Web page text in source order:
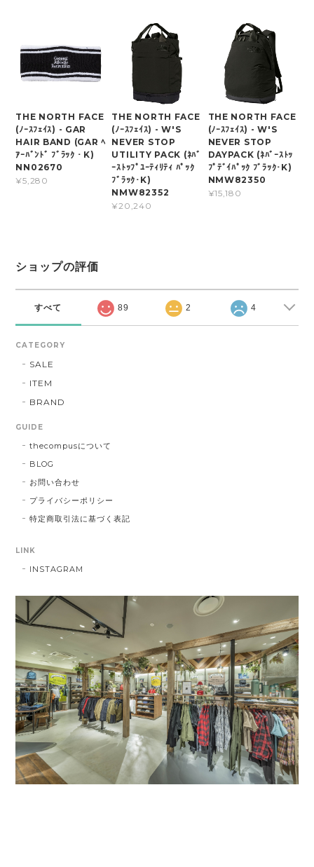
THE NORTH FACE
(ﾉｰｽﾌｪｲｽ) - GAR
HAIR BAND (GAR ﾍ
ｱｰﾊﾞﾝﾄﾞ ﾌﾞﾗｯｸ・K)
NN02670
¥5,280
THE NORTH FACE
(ﾉｰｽﾌｪｲｽ) - W'S
NEVER STOP
UTILITY PACK (ﾈﾊﾞ
ｰｽﾄｯﾌﾟﾕｰﾃｨﾘﾃｨ ﾊﾟｯｸ
ﾌﾞﾗｯｸ･K)
NMW82352
¥20,240
THE NORTH FACE
(ﾉｰｽﾌｪｲｽ) - W'S
NEVER STOP
DAYPACK (ﾈﾊﾞｰｽﾄｯ
ﾌﾟﾃﾞｲﾊﾟｯｸ ﾌﾞﾗｯｸ･K)
NMW82350
¥15,180
ショップの評価
すべて 89 2 4
CATEGORY
SALE
ITEM
BRAND
GUIDE
thecompusについて
BLOG
お問い合わせ
プライバシーポリシー
特定商取引法に基づく表記
LINK
INSTAGRAM